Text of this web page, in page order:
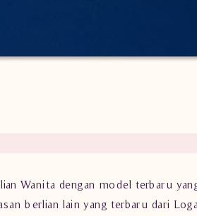
Wanita dengan model terbaru
berlian lain yang terbaru dari